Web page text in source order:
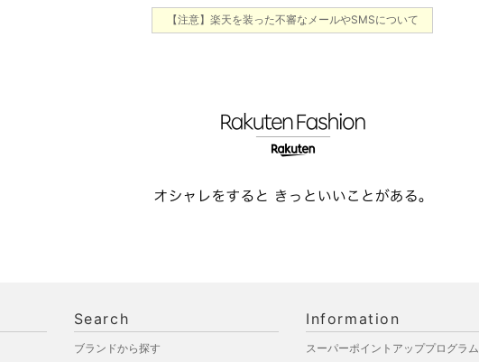
【注意】楽天を装った不審なメールやSMSについて
Search
ブランドから探す
Information
スーパーポイントアッププログラム